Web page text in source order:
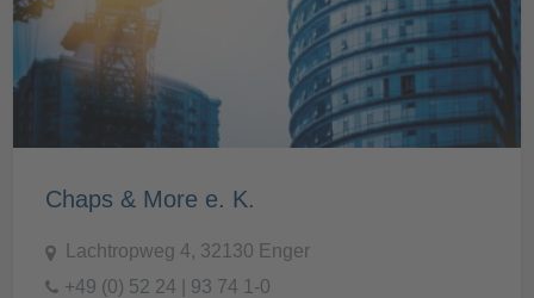
Chaps & More e. K.
Lachtropweg 4, 32130 Enger
+49 (0) 52 24 | 93 74 1-0